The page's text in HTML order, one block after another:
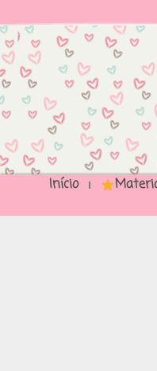
Início